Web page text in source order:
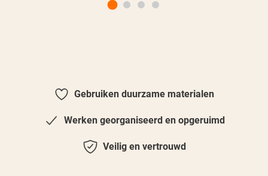
Gebruiken duurzame materialen
Werken georganiseerd en opgeruimd
Veilig en vertrouwd